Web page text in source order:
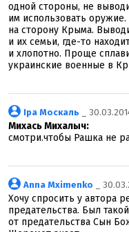
одной стороны, не
им использовать
на сторону Крыма.
и их семьи, где-то
и хлопотно. Проще
украинские военные в
Іра Москаль _
Михась Михалыч:
смотри.чтобы Рашка не
Anna Mximenko _
Хочу спросить у автора
предательства. Был
от предательства Сын